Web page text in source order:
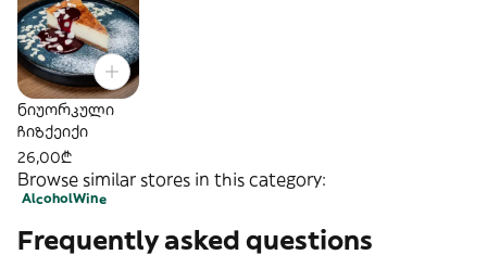
ნიუორკული
ჩიზქეიქი
26,00₾
Browse similar stores in this category:
AlcoholWine
Frequently asked questions